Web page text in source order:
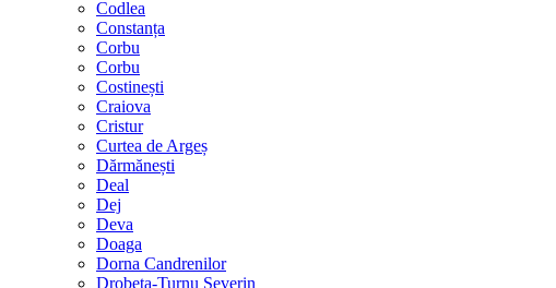
Codlea
Constanța
Corbu
Corbu
Costinești
Craiova
Cristur
Curtea de Argeș
Dărmănești
Deal
Dej
Deva
Doaga
Dorna Candrenilor
Drobeta-Turnu Severin